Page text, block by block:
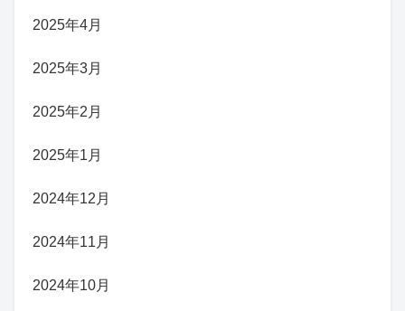
2025年4月
2025年3月
2025年2月
2025年1月
2024年12月
2024年11月
2024年10月